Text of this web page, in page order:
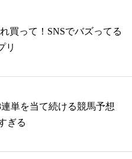
れ買って！SNSでバズってる
リ
連単を当て続ける競馬予想
ぎる